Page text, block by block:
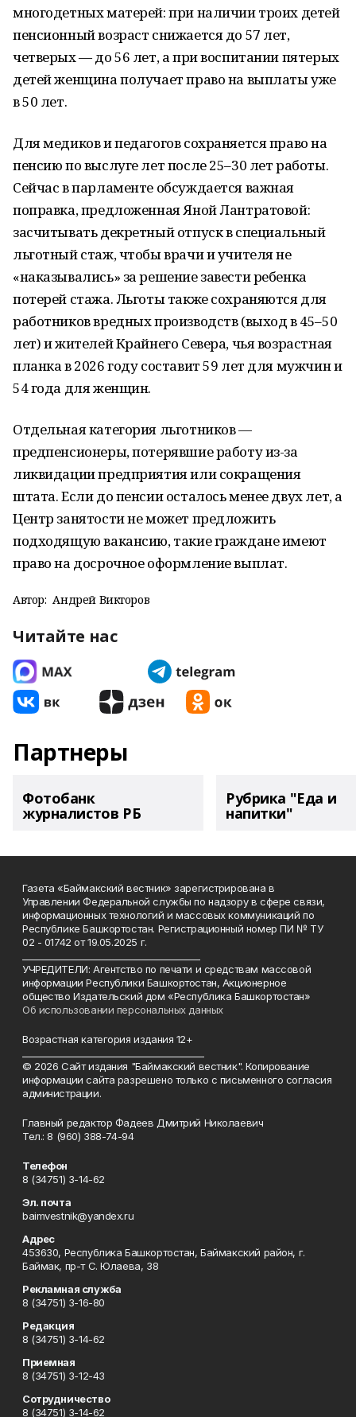
многодетных матерей: при наличии троих детей
пенсионный возраст снижается до 57 лет,
четверых — до 56 лет, а при воспитании пятерых
детей женщина получает право на выплаты уже
в 50 лет.
Для медиков и педагогов сохраняется право на
пенсию по выслуге лет после 25–30 лет работы.
Сейчас в парламенте обсуждается важная
поправка, предложенная Яной Лантратовой:
засчитывать декретный отпуск в специальный
льготный стаж, чтобы врачи и учителя не
«наказывались» за решение завести ребенка
потерей стажа. Льготы также сохраняются для
работников вредных производств (выход в 45–50
лет) и жителей Крайнего Севера, чья возрастная
планка в 2026 году составит 59 лет для мужчин и
54 года для женщин.
Отдельная категория льготников —
предпенсионеры, потерявшие работу из-за
ликвидации предприятия или сокращения
штата. Если до пенсии осталось менее двух лет, а
Центр занятости не может предложить
подходящую вакансию, такие граждане имеют
право на досрочное оформление выплат.
Автор: Андрей Викторов
Читайте нас
Партнеры
Фотобанк
журналистов РБ
Рубрика "Еда и
напитки"
Газета «Баймакский вестник» зарегистрирована в
Управлении Федеральной службы по надзору в сфере связи,
информационных технологий и массовых коммуникаций по
Республике Башкортостан. Регистрационный номер ПИ № ТУ
02 - 01742 от 19.05.2025 г.
УЧРЕДИТЕЛИ: Агентство по печати и средствам массовой
информации Республики Башкортостан, Акционерное
общество Издательский дом «Республика Башкортостан»
Об использовании персональных данных
Возрастная категория издания 12+
© 2026 Сайт издания "Баймакский вестник". Копирование
информации сайта разрешено только с письменного согласия
администрации.
Главный редактор Фадеев Дмитрий Николаевич
Тел.: 8 (960) 388-74-94
Телефон
8 (34751) 3-14-62
Эл. почта
baimvestnik@yandex.ru
Адрес
453630, Республика Башкортостан, Баймакский район, г.
Баймак, пр-т С. Юлаева, 38
Рекламная служба
8 (34751) 3-16-80
Редакция
8 (34751) 3-14-62
Приемная
8 (34751) 3-12-43
Сотрудничество
8 (34751) 3-14-62